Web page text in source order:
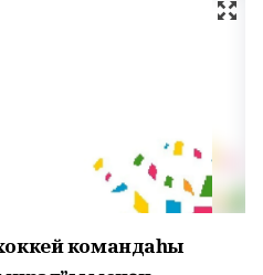
хоккей командаһы